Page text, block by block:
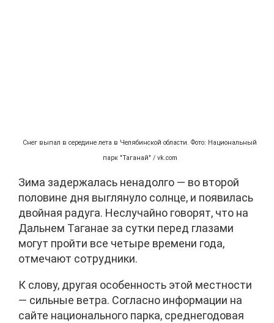
Снег выпал в середине лета в Челябинской области. Фото: Национальный
парк "Таганай" / vk.com
Зима задержалась ненадолго — во второй
половине дня выглянуло солнце, и появилась
двойная радуга. Неслучайно говорят, что на
Дальнем Таганае за сутки перед глазами
могут пройти все четыре времени года,
отмечают сотрудники.
К слову, другая особенность этой местности
— сильные ветра. Согласно информации на
сайте национального парка, среднегодовая